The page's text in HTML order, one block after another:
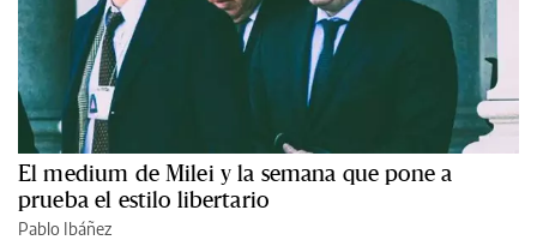
El medium de Milei y la semana que pone a
prueba el estilo libertario
Pablo Ibáñez